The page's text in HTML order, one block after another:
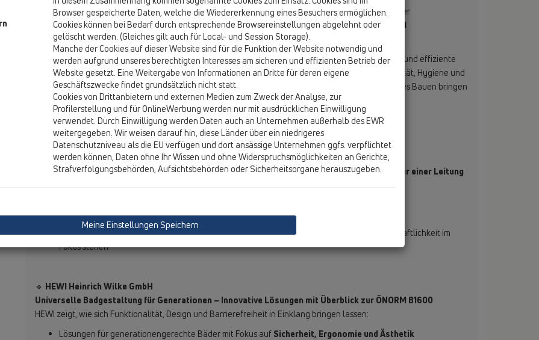
Erleben Sie eine umfassende Fortbildung, die aktuelle Herausforderungen und Entwicklungen in der
Sanitärtechnik,Trinkwasseraufbereitung,Entwässerungstechniksowie derbarrierefreien und
designorientierten Badplanungadressiert.
Unsere Referenten präsentieren Ihnen zukunftsweisende Technologien, normkonforme Lösungen und effiziente
Produktinnovationen, die sowohl im Neubau als auch in der Sanierung höchste Ansprüche an Qualität, Hygiene und
Komfort erfüllen. Mit neuen Impulsen und individuellen Ansprüchen für generationenübergreifendes Bauen bringen
die 4 Industrien Norm, Design und Barrierefreiheit in einen harmonischen Einklang.
Themenschwerpunkte im Detail:
BWT Austria GmbH
ONE PIPE PEARLWATER – Das erste seidenweiche Wasser mit perfektem Geschmack – aus nur einer Leitung
Perfekter Geschmack, optimaler Kalkschutz und gleichzeitig hygienisch sicher
Ideal fürmoderne Wohn- und Hotelbauten, bei denen Komfort, Nachhaltigkeit und Wirtschaftlichkeit im
Fokus stehen
🔹 HEWI Heinrich Wilke GmbH
Universelle Badgestaltung für Generationen – Innovative Lösungen mit Überblick zur ÖNORM B1600
HEWI zeigt, wie sich Funktionalität, Design und Barrierefreiheit in Einklang bringen lassen:
Lösungen für generationengerechte Bäder mit Fokus aufSicherheit, Ergonomie und Ästhetik
Browser gespeicherte Daten, welche die Wiedererkennung eines Besuchers ermöglichen.
Cookies können bei Bedarf durch entsprechende Browsereinstellungen abgelehnt oder
gelöscht werden. (Gleiches gilt auch für Local- und Session Storage).
Manche der Cookies auf dieser Website sind für die Funktion der Website notwendig und
werden aufgrund unseres berechtigten Interesses am sicheren und effizienten Betrieb der
Website gesetzt. Eine Weitergabe von Informationen an Dritte für deren eigene
Geschäftszwecke findet grundsätzlich nicht statt.
Cookies von Drittanbietern und externen Medien zum Zweck der Analyse, zur
Profilerstellung und für OnlineWerbung werden nur mit ausdrücklichen Einwilligung
verwendet. Durch Einwilligung werden Daten auch an Unternehmen außerhalb des EWR
weitergegeben. Wir weisen darauf hin, diese Länder über ein niedrigeres
Datenschutzniveau als die EU verfügen und dort ansässige Unternehmen ggfs. verpflichtet
werden können, Daten ohne Ihr Wissen und ohne Widerspruchsmöglichkeiten an Gerichte,
Strafverfolgungsbehörden, Aufsichtsbehörden oder Sicherheitsorgane herauszugeben.
Meine Einstellungen Speichern